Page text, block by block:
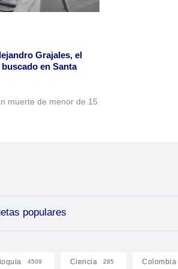
Grajales, el
en Santa
muerte de menor de 15
populares
4509 Ciencia 285 Colombia